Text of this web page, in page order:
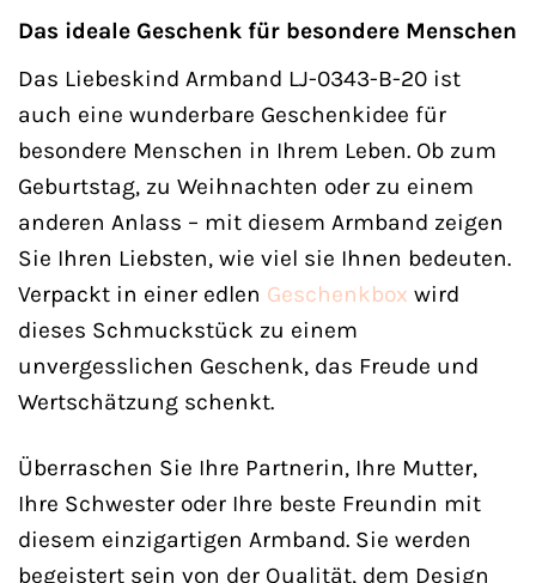
Das ideale Geschenk für besondere Menschen
Das Liebeskind Armband LJ-0343-B-20 ist
auch eine wunderbare Geschenkidee für
besondere Menschen in Ihrem Leben. Ob zum
Geburtstag, zu Weihnachten oder zu einem
anderen Anlass – mit diesem Armband zeigen
Sie Ihren Liebsten, wie viel sie Ihnen bedeuten.
Verpackt in einer edlen Geschenkbox wird
dieses Schmuckstück zu einem
unvergesslichen Geschenk, das Freude und
Wertschätzung schenkt.
Überraschen Sie Ihre Partnerin, Ihre Mutter,
Ihre Schwester oder Ihre beste Freundin mit
diesem einzigartigen Armband. Sie werden
begeistert sein von der Qualität, dem Design